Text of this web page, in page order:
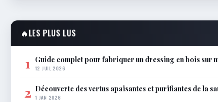
🔥LES PLUS LUS
1 Guide complet pour fabriquer un dressing en bois sur
12 JUIL 2026
2 Découverte des vertus apaisantes et purifiantes de la
1 JAN 2026